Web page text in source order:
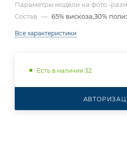
Параметры модели на фото -
Состав — 65% вискоза,30%
Все характеристики
Есть в наличии 32